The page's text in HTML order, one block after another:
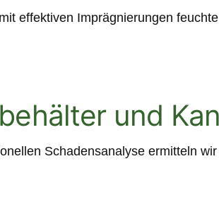
effektiven Imprägnierungen
und
Schadensanalyse ermitteln